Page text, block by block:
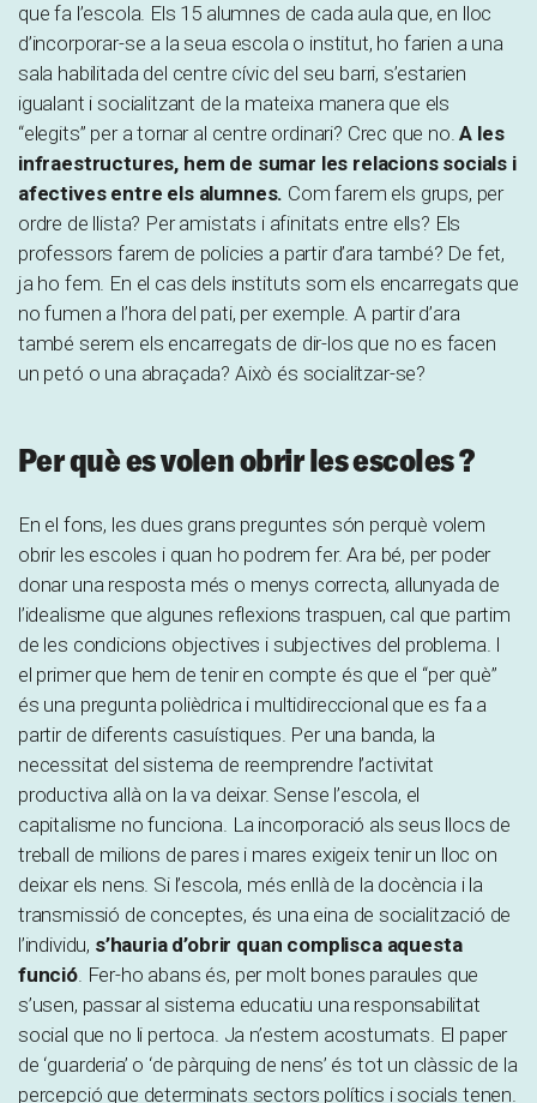
que fa l’escola. Els 15 alumnes de cada aula que, en lloc
d’incorporar-se a la seua escola o institut, ho farien a una
sala habilitada del centre cívic del seu barri, s’estarien
igualant i socialitzant de la mateixa manera que els
“elegits” per a tornar al centre ordinari? Crec que no.A les
infraestructures, hem de sumar les relacions socials i
afectives entre els alumnes. Com farem els grups, per
ordre de llista? Per amistats i afinitats entre ells? Els
professors farem de policies a partir d’ara també? De fet,
ja ho fem. En el cas dels instituts som els encarregats que
no fumen a l’hora del pati, per exemple. A partir d’ara
també serem els encarregats de dir-los que no es facen
un petó o una abraçada? Això és socialitzar-se?
Per què es volen obrir les escoles ?
En el fons, les dues grans preguntes són perquè volem
obrir les escoles i quan ho podrem fer. Ara bé, per poder
donar una resposta més o menys correcta, allunyada de
l’idealisme que algunes reflexions traspuen, cal que partim
de les condicions objectives i subjectives del problema. I
el primer que hem de tenir en compte és que el “per què”
és una pregunta polièdrica i multidireccional que es fa a
partir de diferents casuístiques. Per una banda, la
necessitat del sistema de reemprendre l’activitat
productiva allà on la va deixar. Sense l’escola, el
capitalisme no funciona. La incorporació als seus llocs de
treball de milions de pares i mares exigeix tenir un lloc on
deixar els nens. Si l’escola, més enllà de la docència i la
transmissió de conceptes, és una eina de socialització de
l’individu, s’hauria d’obrir quan complisca aquesta
funció. Fer-ho abans és, per molt bones paraules que
s’usen, passar al sistema educatiu una responsabilitat
social que no li pertoca. Ja n’estem acostumats. El paper
de ‘guarderia’ o ‘de pàrquing de nens’ és tot un clàssic de la
percepció que determinats sectors polítics i socials tenen.